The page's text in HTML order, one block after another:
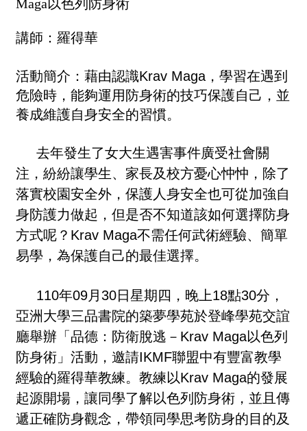
Maga以色列防身術
講師： 羅得華
活動簡介： 藉由認識Krav Maga，學習在遇到
危險時，能夠運用防身術的技巧保護自己，並
養成維護自身安全的習慣。
去年發生了女大生遇害事件廣受社會關
注，紛紛讓學生、家長及校方憂心忡忡，除了
落實校園安全外，保護人身安全也可從加強自
身防護力做起，但是否不知道該如何選擇防身
方式呢？Krav Maga不需任何武術經驗、簡單
易學，為保護自己的最佳選擇。
110年09月30日 星期四，晚上18點30分，
亞洲大學三品書院的築夢學苑於登峰學苑交誼
廳舉辦「 品德：防衛脫逃－Krav Maga以色列
防身術 」活動，邀請IKMF聯盟中有豐富教學
經驗的羅得華教練。教練以Krav Maga的發展
起源開場，讓同學了解以色列防身術，並且傳
遞正確防身觀念，帶領同學思考防身的目的及